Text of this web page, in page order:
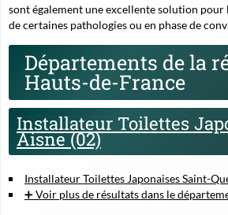
sont également une excellente solution
de certaines pathologies ou en phase de
Départements de la
Hauts-de-France
Installateur Toilettes
Aisne (02)
Installateur Toilettes Japonaises Saint-
➕ Voir plus de résultats dans le